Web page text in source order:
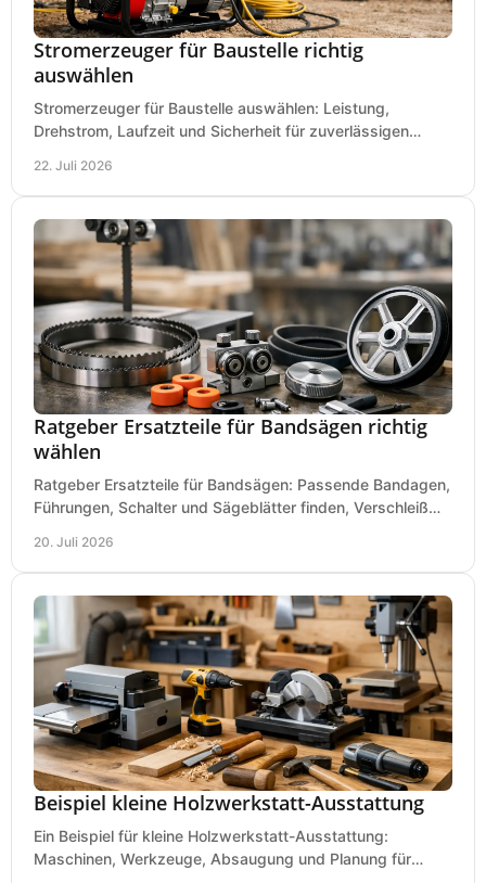
Stromerzeuger für Baustelle richtig
auswählen
Stromerzeuger für Baustelle auswählen: Leistung,
Drehstrom, Laufzeit und Sicherheit für zuverlässigen
22. Juli 2026
Ratgeber Ersatzteile für Bandsägen richtig
wählen
Ratgeber Ersatzteile für Bandsägen: Passende Bandagen,
Führungen, Schalter und Sägeblätter finden, Verschleiß
20. Juli 2026
Beispiel kleine Holzwerkstatt-Ausstattung
Ein Beispiel für kleine Holzwerkstatt-Ausstattung:
Maschinen, Werkzeuge, Absaugung und Planung für